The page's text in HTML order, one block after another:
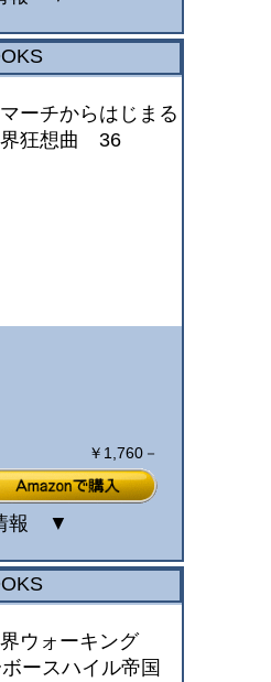
ーチからはじまる
狂想曲 36
￥1,760－
報 ▼
ウォーキング
ースハイル帝国